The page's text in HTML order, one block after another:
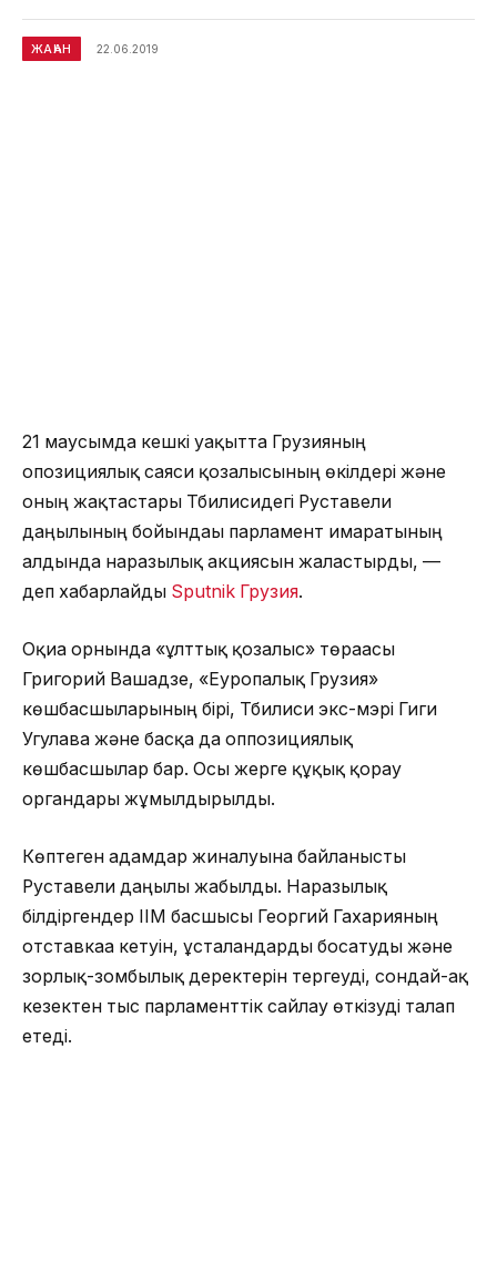
ЖАҺАН 22.06.2019
21 маусымда кешкі уақытта Грузияның
опозициялық саяси қозғалысының өкілдері және
оның жақтастары Тбилисидегі Руставели
даңғылының бойындағы парламент ғимаратының
алдында наразылық акциясын жалғастырды, —
деп хабарлайды Sputnik Грузия.
Оқиға орнында «ұлттық қозғалыс» төрағасы
Григорий Вашадзе, «Еуропалық Грузия»
көшбасшыларының бірі, Тбилиси экс-мэрі Гиги
Угулава және басқа да оппозициялық
көшбасшылар бар. Осы жерге құқық қорғау
органдары жұмылдырылды.
Көптеген адамдар жиналуына байланысты
Руставели даңғылы жабылды. Наразылық
білдіргендер ІІМ басшысы Георгий Гахарияның
отставкаға кетуін, ұсталғандарды босатуды және
зорлық-зомбылық деректерін тергеуді, сондай-ақ
кезектен тыс парламенттік сайлау өткізуді талап
етеді.